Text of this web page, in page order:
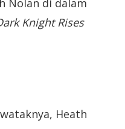
Nolan di dalam
Knight Rises
Heath